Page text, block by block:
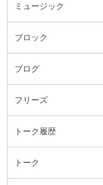
ミュージック
ブロック
ブログ
フリーズ
トーク履歴
トーク